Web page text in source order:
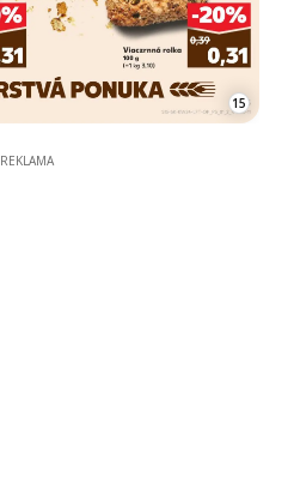
15
REKLAMA